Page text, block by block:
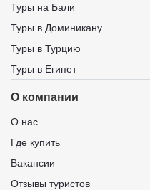
Туры на Бали
Туры в Доминикану
Туры в Турцию
Туры в Египет
О компании
О нас
Где купить
Вакансии
Отзывы туристов